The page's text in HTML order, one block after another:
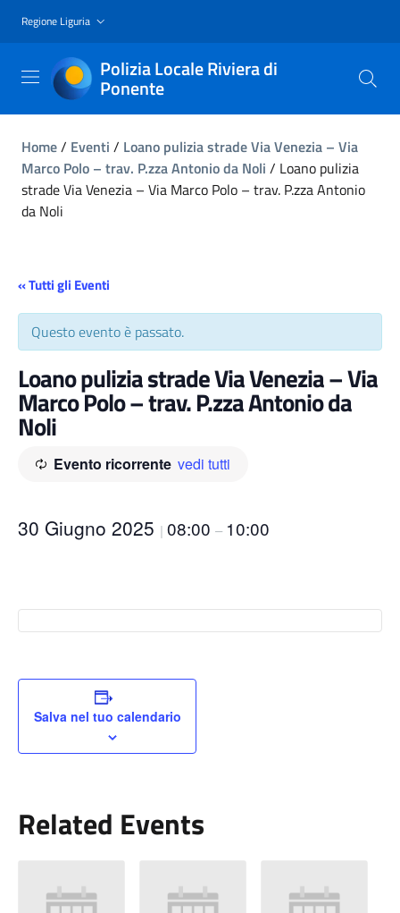
Regione Liguria
Polizia Locale Riviera di
Ponente
Home/ Eventi / Loano pulizia strade Via Venezia – Via
Marco Polo – trav. P.zza Antonio da Noli / Loano pulizia
strade Via Venezia – Via Marco Polo – trav. P.zza Antonio
da Noli
« Tutti gli Eventi
Questo evento è passato.
Loano pulizia strade Via Venezia – Via
Marco Polo – trav. P.zza Antonio da
Noli
Evento ricorrente vedi tutti
30 Giugno 2025 | 08:00 – 10:00
Salva nel tuo calendario
Related Events